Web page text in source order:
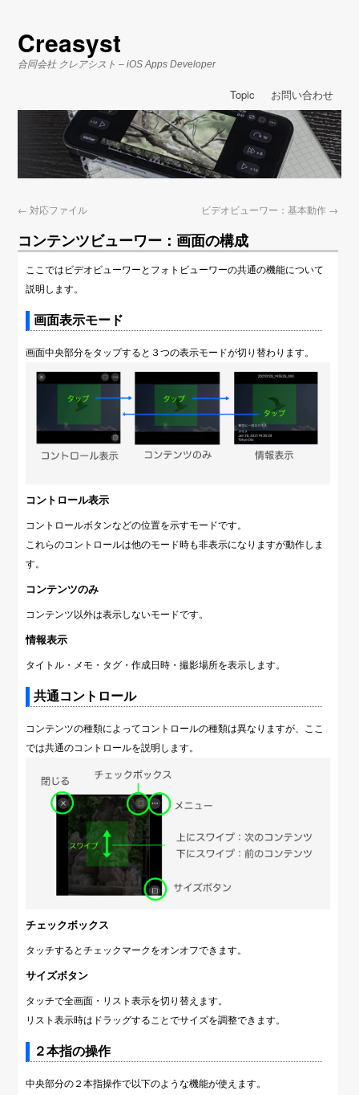
Creasyst
合同会社 クレアシスト – iOS Apps Developer
お問い合わせ
Topic
← 対応ファイル ビデオビューワー：基本動作 →
コンテンツビューワー：画面の構成
ここではビデオビューワーとフォトビューワーの共通の機能について
説明します。
画面表示モード
画面中央部分をタップすると３つの表示モードが切り替わります。
コントロール表示
コントロールボタンなどの位置を示すモードです。
これらのコントロールは他のモード時も非表示になりますが動作しま
す。
コンテンツのみ
コンテンツ以外は表示しないモードです。
情報表示
タイトル・メモ・タグ・作成日時・撮影場所を表示します。
共通コントロール
コンテンツの種類によってコントロールの種類は異なりますが、ここ
では共通のコントロールを説明します。
チェックボックス
タッチするとチェックマークをオンオフできます。
サイズボタン
タッチで全画面・リスト表示を切り替えます。
リスト表示時はドラッグすることでサイズを調整できます。
２本指の操作
中央部分の２本指操作で以下のような機能が使えます。